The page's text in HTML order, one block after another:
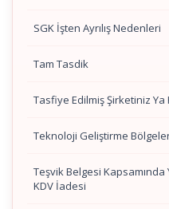
SGK İşten Ayrılış Nedenleri
Tam Tasdik
Tasfiye Edilmiş Şirketiniz
Teknoloji Geliştirme
Teşvik Belgesi
KDV İadesi